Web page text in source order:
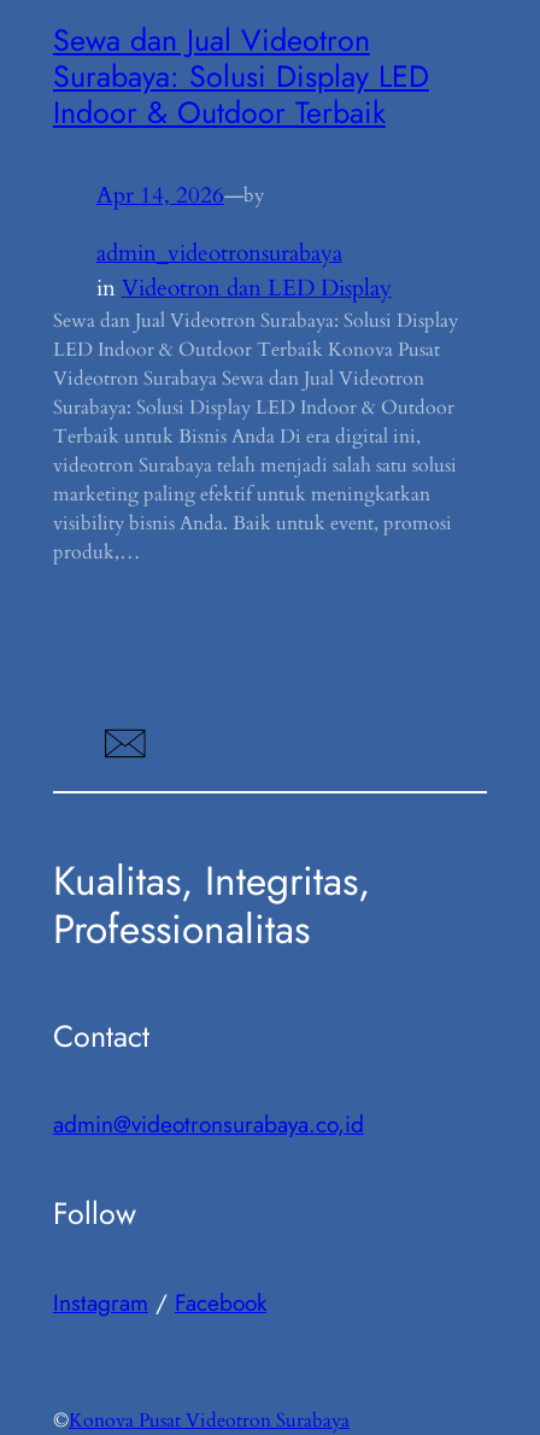
Sewa dan Jual Videotron
Surabaya: Solusi Display LED
Indoor & Outdoor Terbaik
Apr 14, 2026—by
admin_videotronsurabaya
inVideotron dan LED Display
Sewa dan Jual Videotron Surabaya: Solusi Display
LED Indoor & Outdoor Terbaik Konova Pusat
Videotron Surabaya Sewa dan Jual Videotron
Surabaya: Solusi Display LED Indoor & Outdoor
Terbaik untuk Bisnis Anda Di era digital ini,
videotron Surabaya telah menjadi salah satu solusi
marketing paling efektif untuk meningkatkan
visibility bisnis Anda. Baik untuk event, promosi
produk,…
Kualitas, Integritas,
Professionalitas
Contact
admin@videotronsurabaya.co,id
Follow
Instagram / Facebook
©Konova Pusat Videotron Surabaya